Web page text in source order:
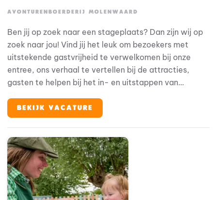
AVONTURENBOERDERIJ MOLENWAARD
Ben jij op zoek naar een stageplaats? Dan zijn wij op
zoek naar jou! Vind jij het leuk om bezoekers met
uitstekende gastvrijheid te verwelkomen bij onze
entree, ons verhaal te vertellen bij de attracties,
gasten te helpen bij het in- en uitstappen van
producten te laten proeven in de horeca of om de
leukste Fien & Teun merchandise in onze mooie
dit de perfecte stageplaats voor jou!
BEKIJK VACATURE